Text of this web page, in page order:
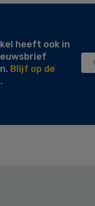
heeft ook in
Blijf op de